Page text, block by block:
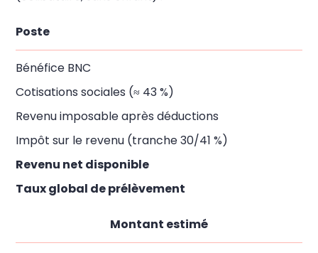
Poste
Bénéfice BNC
Cotisations sociales (≈ 43 %)
Revenu imposable après déductions
Impôt sur le revenu (tranche 30/41 %)
Revenu net disponible
Taux global de prélèvement
Montant estimé